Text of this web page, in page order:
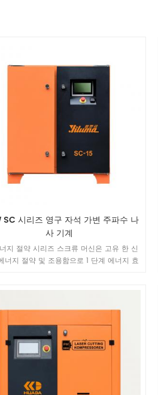
SC 시리즈 영구 자석 가변 주파수 나
사 기계
지 절약 시리즈 스크류 머신은 고유 한 신
너지 절약 및 조용함으로 1 단계 에너지 효